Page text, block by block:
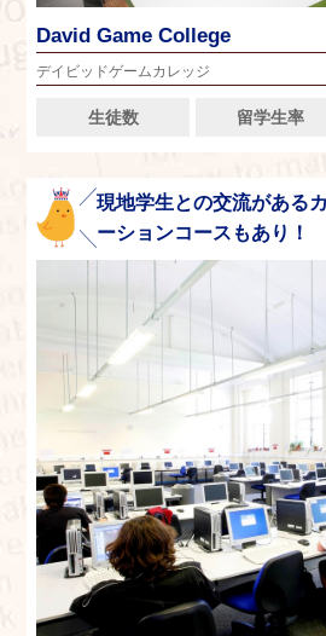
David Game College
デイビッドゲームカレッジ
生徒数 留学生率
現地学生との交流がある
ーションコースもあり！